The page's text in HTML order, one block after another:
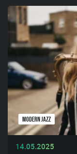
MODERN JAZZ
14.05.2025